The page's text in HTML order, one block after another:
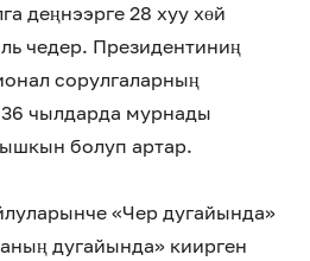
деңнээрге 28 хуу хөй
чедер. Президентиниң
сорулгаларның
чылдарда мурнады
болуп артар.
«Чер дугайында»
дугайында» киирген